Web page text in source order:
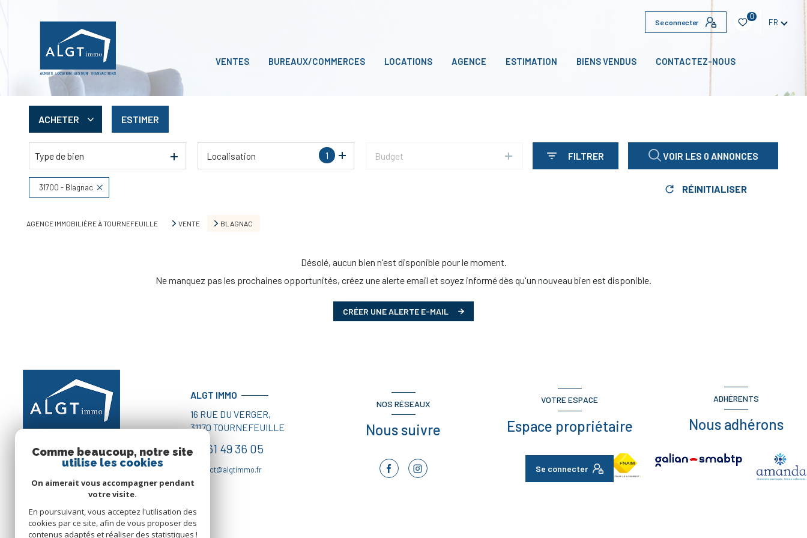
Se connecter
0
FR
VENTES BUREAUX/COMMERCES LOCATIONS AGENCE ESTIMATION BIENS VENDUS CONTACTEZ-NOUS
ACHETER
De l'ancien
De l'immo pro
ESTIMER
Type de bien 1
Localisation Budget FILTRER VOIR LES 0 ANNONCES
31700 - Blagnac RÉINITIALISER
AGENCE IMMOBILIÈRE À TOURNEFEUILLE VENTE BLAGNAC
Désolé, aucun bien n'est disponible pour le moment.
Ne manquez pas les prochaines opportunités, créez une alerte email et soyez informé dès qu'un nouveau bien est disponible.
CRÉER UNE ALERTE E-MAIL
ALGT IMMO
16 RUE DU VERGER,
31170 TOURNEFEUILLE
05 61 49 36 05
contact@algtimmo.fr
NOS RÉSEAUX
Nous suivre
VOTRE ESPACE
Espace propriétaire
Se connecter
ADHÉRENTS
Nous adhérons
Comme beaucoup, notre site
utilise les cookies
On aimerait vous accompagner pendant
votre visite.
En poursuivant, vous acceptez l'utilisation des
cookies par ce site, afin de vous proposer des
contenus adaptés et réaliser des statistiques !